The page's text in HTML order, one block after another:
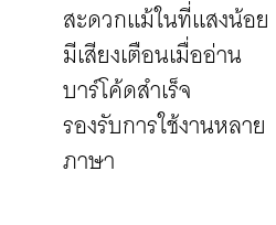
สะดวกแม้ในที่แสงน้อย
มีเสียงเตือนเมื่ออ่าน
บาร์โค้ดสำเร็จ
รองรับการใช้งานหลาย
ภาษา